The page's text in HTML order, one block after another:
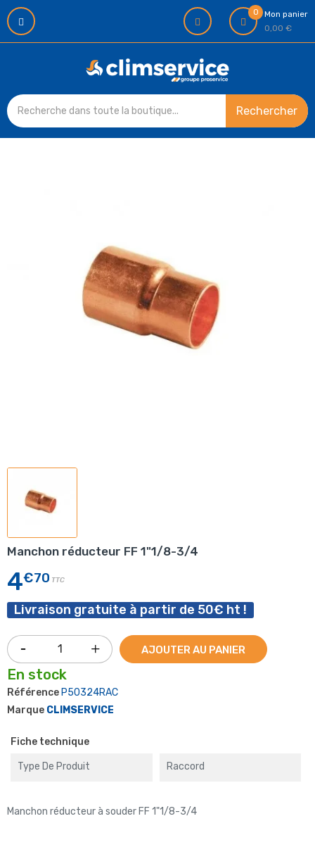
0
Mon panier
0,00 €
Rechercher
Manchon réducteur FF 1"1/8-3/4
4€70 TTC
Livraison gratuite à partir de 50€ ht !
AJOUTER AU PANIER
En stock
Référence P50324RAC
Marque CLIMSERVICE
Fiche technique
Type De Produit Raccord
Manchon réducteur à souder FF 1"1/8-3/4